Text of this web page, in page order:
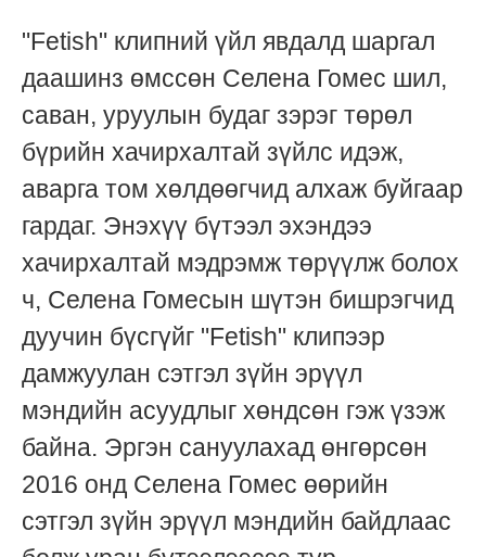
"Fetish" клипний үйл явдалд шаргал
даашинз өмссөн Селена Гомес шил,
саван, уруулын будаг зэрэг төрөл
бүрийн хачирхалтай зүйлс идэж,
аварга том хөлдөөгчид алхаж буйгаар
гардаг. Энэхүү бүтээл эхэндээ
хачирхалтай мэдрэмж төрүүлж болох
ч, Селена Гомесын шүтэн бишрэгчид
дуучин бүсгүйг "Fetish" клипээр
дамжуулан сэтгэл зүйн эрүүл
мэндийн асуудлыг хөндсөн гэж үзэж
байна. Эргэн сануулахад өнгөрсөн
2016 онд Селена Гомес өөрийн
сэтгэл зүйн эрүүл мэндийн байдлаас